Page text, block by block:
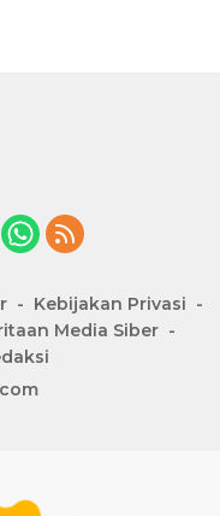
Kebijakan Privasi
Media Siber